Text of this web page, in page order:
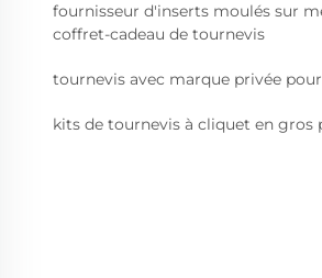
fournisseur d'inserts moulés sur
coffret-cadeau de tournevis
tournevis avec marque privée
kits de tournevis à cliquet en gros